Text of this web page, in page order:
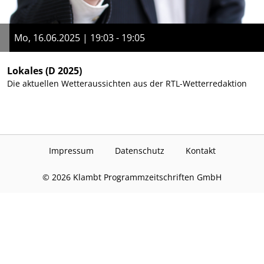
Mo, 16.06.2025 | 19:03 - 19:05
Lokales(D 2025)
Die aktuellen Wetteraussichten aus der RTL-Wetterredaktion
Impressum Datenschutz Kontakt
© 2026 Klambt Programmzeitschriften GmbH